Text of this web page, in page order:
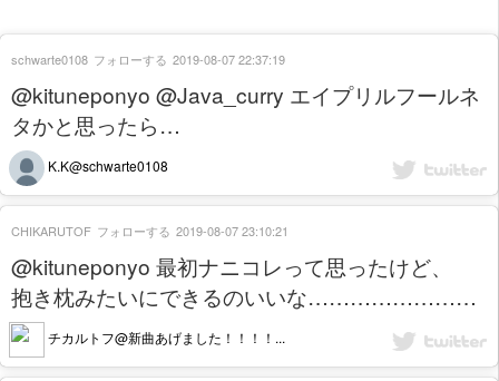
@kituneponyo @Java_curry エイプリルフールネ
タかと思ったら…
K.K@schwarte0108
schwarte0108 フォローする 2019-08-07 22:37:19
@kituneponyo 最初ナニコレって思ったけど、
抱き枕みたいにできるのいいな……………………
チカルトフ@新曲あげました！！！！...
CHIKARUTOF フォローする 2019-08-07 23:10:21